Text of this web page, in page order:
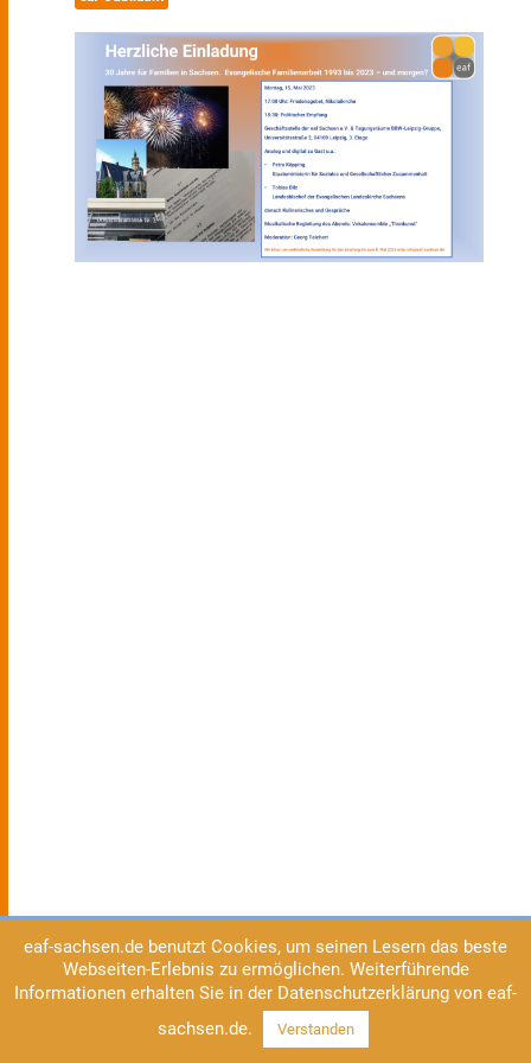
eaf-sachsen.de benutzt Cookies, um seinen Lesern das beste
Webseiten-Erlebnis zu ermöglichen. Weiterführende
Informationen erhalten Sie in der Datenschutzerklärung von eaf-
sachsen.de.
Verstanden